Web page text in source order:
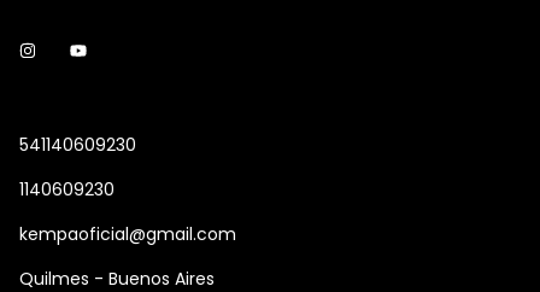
541140609230
1140609230
kempaoficial@gmail.com
Quilmes - Buenos Aires